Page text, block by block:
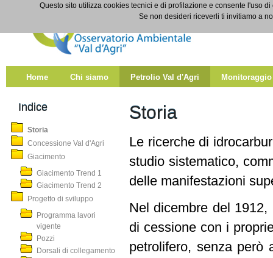
Salta al contenuto
Home Chi siamo Petrolio Val d'Agri Monitoraggio
Indice
Storia
Concessione Val d'Agri
Giacimento
Giacimento Trend 1
Giacimento Trend 2
Progetto di sviluppo
Programma lavori
vigente
Pozzi
Dorsali di collegamento
Storia
Le ricerche di
studio sistematico,
delle manifestazioni
Nel dicembre del
di cessione con i
petrolifero, senza però
Questo sito utilizza cookies tecnici e di profilazione e consente l'uso
Se non desideri riceverli ti invitiamo a